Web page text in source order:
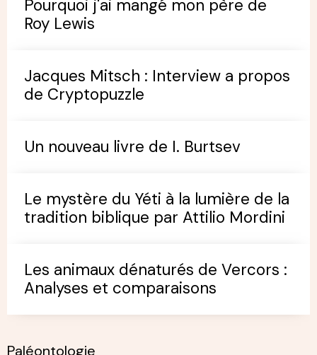
Pourquoi j'ai mangé mon père de
Roy Lewis
Jacques Mitsch : Interview a propos
de Cryptopuzzle
Un nouveau livre de I. Burtsev
Le mystère du Yéti à la lumière de la
tradition biblique par Attilio Mordini
Les animaux dénaturés de Vercors :
Analyses et comparaisons
Paléontologie